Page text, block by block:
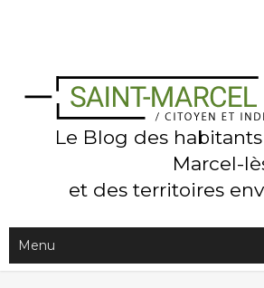
Le Blog des
Marcel-
et des territoires